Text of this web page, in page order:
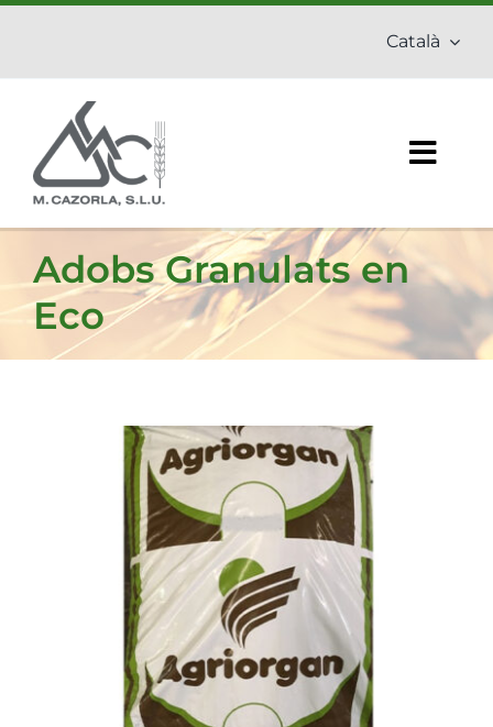
content
Català
Inici
Empresa
Adobs
Productes ecològics
Fitxes de producte
Adobs Granulats en
Eco
DETALLS